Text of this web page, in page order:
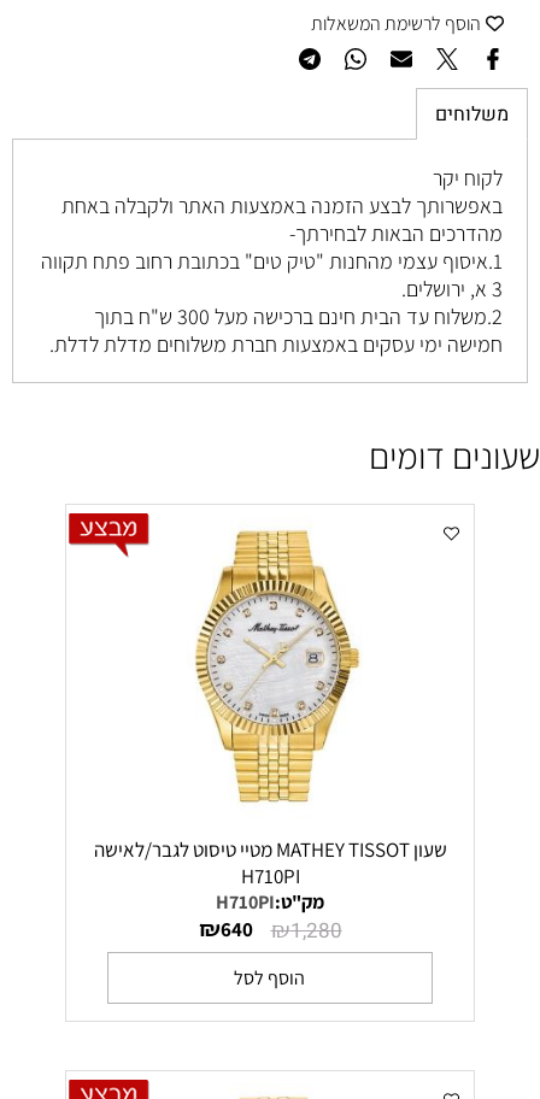
הוסף לרשימת המשאלות
משלוחים
לקוח יקר
באפשרותך לבצע הזמנה באמצעות האתר ולקבלה באחת
מהדרכים הבאות לבחירתך-
1.איסוף עצמי מהחנות "טיק טים" בכתובת רחוב
פתח תקווה
3 א, ירושלים
.
2.משלוח עד הבית חינם ברכישה מעל 300 ש"ח בתוך
חמישה ימי עסקים באמצעות חברת משלוחים מדלת לדלת.
שעונים דומים
שעון MATHEY TISSOT מטיי טיסוט לגבר/לאישה
H710PI
מק"ט:H710PI
₪1,280
₪640
הוסף לסל